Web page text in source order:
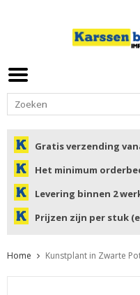
Gratis verzending
Het minimum
Levering binnen 2
Prijzen zijn per stuk
Home Kunstplant in Zwarte